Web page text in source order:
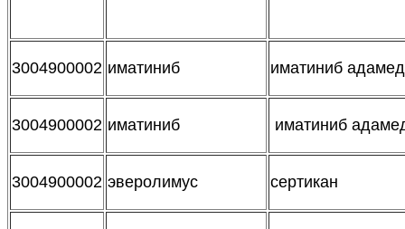
3004900002 иматиниб иматиниб адамед
3004900002 иматиниб иматиниб
3004900002 эверолимус сертикан